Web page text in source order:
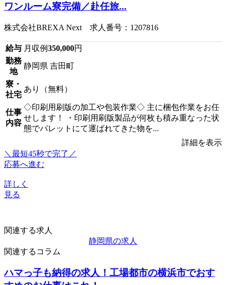
ワンルーム寮完備／赴任旅...
株式会社BREXA Next 求人番号：1207816
給与 月収例350,000円
勤務
地
静岡県 吉田町
寮・
社宅
あり（無料）
仕事
内容
◇印刷用刷版の加工や包装作業◇ 主に梱包作業をお任
せします！ ・印刷用刷版製品が何枚も積み重なった状
態でパレットにて運ばれてきた物を...
詳細を表示
＼最短45秒で完了／
応募へ進む
詳しく
見る
関連する求人
静岡県の求人
関連するコラム
ハマっ子も納得の求人！工場都市の横浜市でおす